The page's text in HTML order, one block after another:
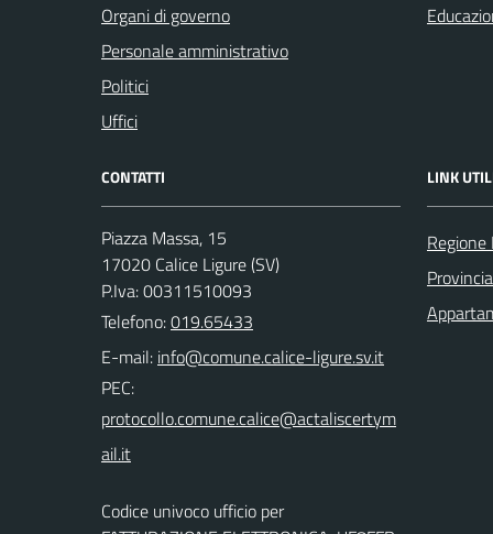
Organi di governo
Personale amministrativo
Politici
Uffici
CONTATTI
Piazza Massa, 15
17020 Calice Ligure (SV)
P.Iva: 00311510093
Telefono:019.65433
E-mail:
PEC:
Codice univoco ufficio per
LINK
Regione